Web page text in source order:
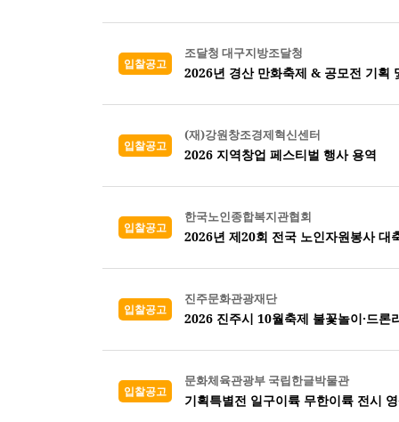
입찰공고
조달청 대구지방조달청
2026년 경산 만화축제 & 공모전 기획
입찰공고
(재)강원창조경제혁신센터
2026 지역창업 페스티벌 행사 용역
입찰공고
한국노인종합복지관협회
2026년 제20회 전국 노인자원봉사 대
입찰공고
진주문화관광재단
2026 진주시 10월축제 불꽃놀이·드론
입찰공고
문화체육관광부 국립한글박물관
기획특별전 일구이륙 무한이륙 전시